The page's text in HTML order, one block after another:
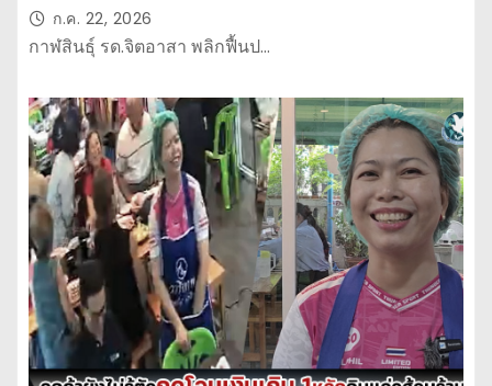
ก.ค. 22, 2026
กาฬสินธุ์ รด.จิตอาสา พลิกฟื้นป…